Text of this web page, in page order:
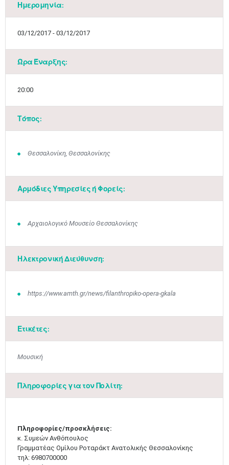
Ημερομηνία:
03/12/2017 - 03/12/2017
Ώρα Έναρξης:
20:00
Τόπος:
Θεσσαλονίκη, Θεσσαλονίκης
Αρμόδιες Υπηρεσίες ή Φορείς:
Αρχαιολογικό Μουσείο Θεσσαλονίκης
Ηλεκτρονική Διεύθυνση:
https://www.amth.gr/news/filanthropiko-opera-gkala
Ετικέτες:
Μουσική
Πληροφορίες για τον Πολίτη:
Πληροφορίες/προσκλήσεις:
κ. Συμεών Ανθόπουλος
Γραμματέας Ομίλου Ροταράκτ Ανατολικής Θεσσαλονίκης
τηλ: 6980700000
• •
• • •
11
•
12 13 14 15